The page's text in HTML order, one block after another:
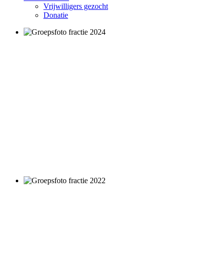
Vrijwilligers gezocht
Donatie